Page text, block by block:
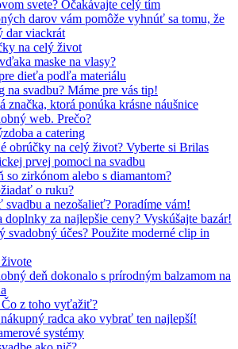
svete? Očakávajte celý tím
darov vám pomôže vyhnúť sa tomu, že
dar viackrát
na celý život
maske na vlasy?
dieťa podľa materiálu
na svadbu? Máme pre vás tip!
značka, ktorá ponúka krásne náušnice
web. Prečo?
a catering
obrúčky na celý život? Vyberte si Brilas
prvej pomoci na svadbu
so zirkónom alebo s diamantom?
o ruku?
a nezošalieť? Poradíme vám!
doplnky za najlepšie ceny? Vyskúšajte bazár!
svadobný účes? Použite moderné clip in
deň dokonalo s prírodným balzamom na
Čo z toho vyťažiť?
radca ako vybrať ten najlepší!
systémy